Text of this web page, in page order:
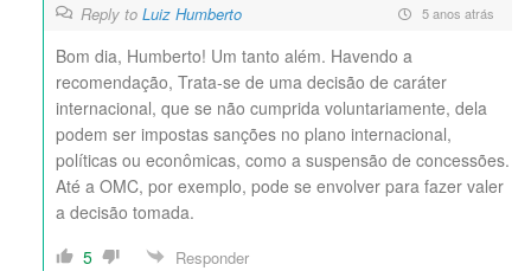
Reply to Luiz Humberto 5 anos atrás
Bom dia, Humberto! Um tanto além. Havendo a
recomendação, Trata-se de uma decisão de caráter
internacional, que se não cumprida voluntariamente, dela
podem ser impostas sanções no plano internacional,
políticas ou econômicas, como a suspensão de concessões.
Até a OMC, por exemplo, pode se envolver para fazer valer
a decisão tomada.
5
Responder